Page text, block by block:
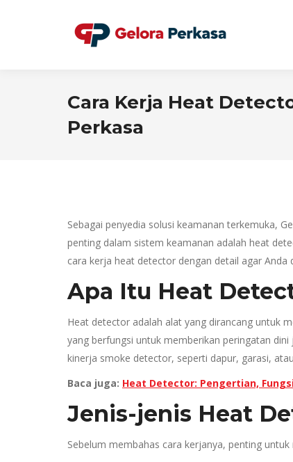
Cara Kerja Heat
Perkasa
Sebagai penyedia solusi keamanan terkemuka,
penting dalam sistem keamanan adalah heat
cara kerja heat detector dengan detail agar
Apa Itu Heat
Heat detector adalah alat yang dirancang untuk
yang berfungsi untuk memberikan peringatan
kinerja smoke detector, seperti dapur, garasi,
Baca juga: Heat Detector: Pengertian,
Jenis-jenis Heat
Sebelum membahas cara kerjanya, penting